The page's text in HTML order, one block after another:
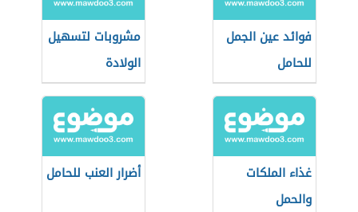
فوائد عين الجمل
للحامل
مشروبات لتسهيل
الولادة
غذاء الملكات
والحمل
أضرار العنب للحامل